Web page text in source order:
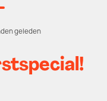
geleden